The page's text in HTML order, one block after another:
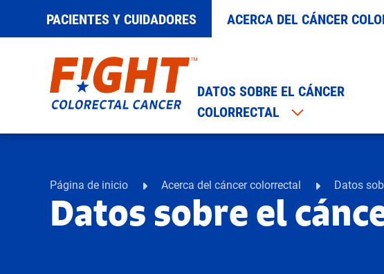
PACIENTES Y CUIDADORES ACERCA DEL CÁNCER
DATOS SOBRE EL CÁNCER
COLORRECTAL
Página de inicio Acerca del cáncer colorrectal Datos
Datos sobre el